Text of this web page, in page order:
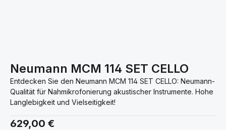
Neumann MCM 114 SET CELLO
Entdecken Sie den Neumann MCM 114 SET CELLO: Neumann-
Qualität für Nahmikrofonierung akustischer Instrumente. Hohe
Langlebigkeit und Vielseitigkeit!
Regulärer Preis:
629,00 €